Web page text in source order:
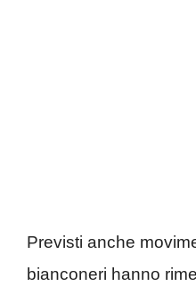
Previsti anche
bianconeri hanno